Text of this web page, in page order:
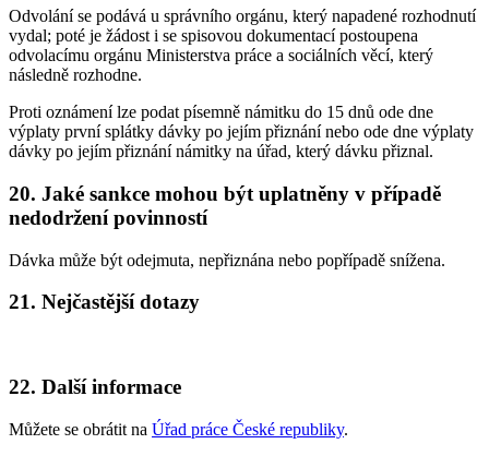
Odvolání se podává u správního orgánu, který napadené rozhodnutí
vydal; poté je žádost i se spisovou dokumentací postoupena
odvolacímu orgánu Ministerstva práce a sociálních věcí, který
následně rozhodne.
Proti oznámení lze podat písemně námitku do 15 dnů ode dne
výplaty první splátky dávky po jejím přiznání nebo ode dne výplaty
dávky po jejím přiznání námitky na úřad, který dávku přiznal.
20. Jaké sankce mohou být uplatněny v případě
nedodržení povinností
Dávka může být odejmuta, nepřiznána nebo popřípadě snížena.
21. Nejčastější dotazy
22. Další informace
Můžete se obrátit na Úřad práce České republiky.